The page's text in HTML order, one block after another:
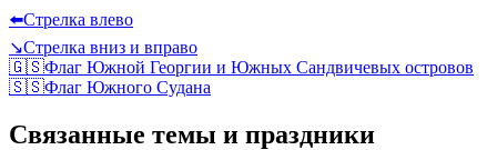
⬅️Стрелка влево
↘️Стрелка вниз и вправо
🇬🇸Флаг Южной Георгии и Южных Сандвичевых островов
🇸🇸Флаг Южного Судана
Связанные темы и праздники